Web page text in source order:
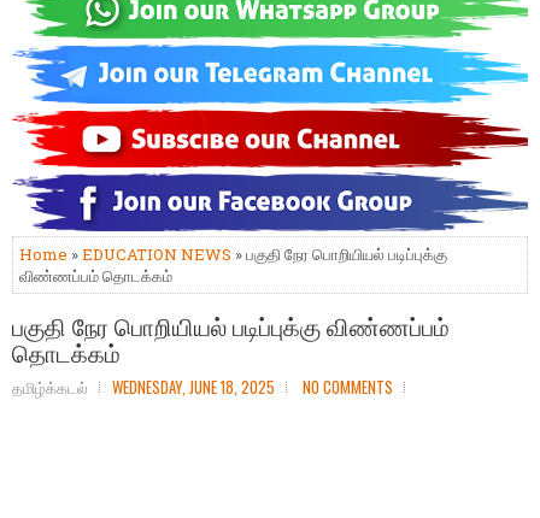
Home »EDUCATION NEWS » பகுதி நேர பொறியியல் படிப்புக்கு
விண்ணப்பம் தொடக்கம்
பகுதி நேர பொறியியல் படிப்புக்கு விண்ணப்பம்
தொடக்கம்
தமிழ்க்கடல் WEDNESDAY, JUNE 18, 2025 NO COMMENTS